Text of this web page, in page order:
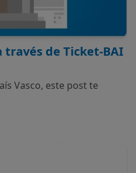
de Ticket-BAI
Vasco, este post te